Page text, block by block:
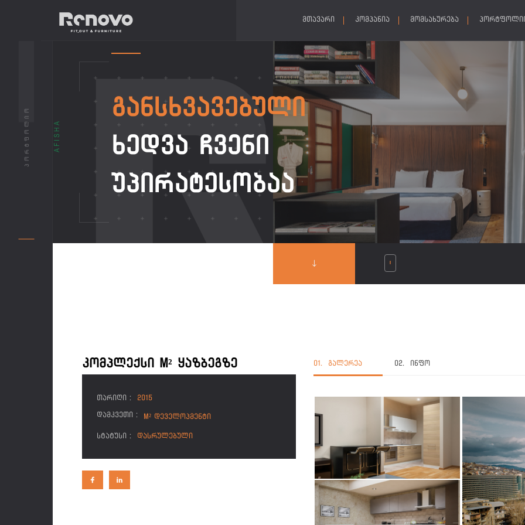
ᲛᲗᲐᲕᲐᲠᲘ ᲙᲝᲛᲞᲐᲜᲘᲐ ᲛᲝᲛᲡᲐᲮᲣᲠᲔᲑᲐ
ᲞᲝᲠᲢᲤᲝᲚᲘᲝ
ᲒᲐᲜᲡᲮᲕᲐᲕᲔᲑᲣᲚᲘ
ᲮᲔᲓᲕᲐ ᲩᲕᲔᲜᲘ
ᲣᲞᲘᲠᲐᲢᲔᲡᲝᲑᲐᲐ
AFISHA
კომპლექსი m² ყაზბეგზე
ᲗᲐᲠᲘᲦᲘ : 2015
ᲓᲐᲛᲙᲕᲔᲗᲘ : M² ᲓᲔᲕᲔᲚᲝᲞᲛᲔᲜᲢᲘ
ᲡᲢᲐᲢᲣᲡᲘ : ᲓᲐᲡᲠᲣᲚᲔᲑᲣᲚᲘ
01. ᲒᲐᲚᲔᲠᲔᲐ 02. ᲘᲜᲤᲝ